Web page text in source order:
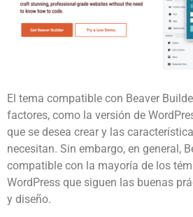
El tema compatible con Beaver
factores, como la versión de
que se desea crear y las
necesitan. Sin embargo, en general,
compatible con la mayoría de los
WordPress que siguen las buenas
y diseño.